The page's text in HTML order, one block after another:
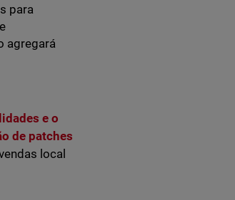
para
agregará
e o
de patches
local